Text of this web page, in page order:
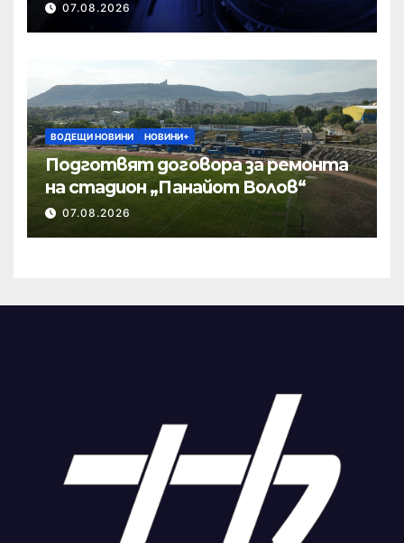
07.08.2026
ВОДЕЩИ НОВИНИ НОВИНИ+
Подготвят договора за ремонта
на стадион „Панайот Волов“
07.08.2026